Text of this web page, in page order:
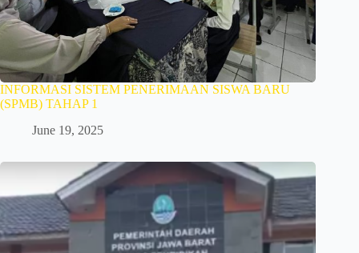
INFORMASI SISTEM PENERIMAAN SISWA BARU
(SPMB) TAHAP 1
June 19, 2025